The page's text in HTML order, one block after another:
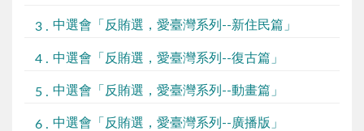
中選會「反賄選，愛臺灣系列--新住民篇」
中選會「反賄選，愛臺灣系列--復古篇」
中選會「反賄選，愛臺灣系列--動畫篇」
中選會「反賄選，愛臺灣系列--廣播版」